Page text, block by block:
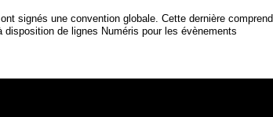
signés une convention globale. Cette dernière comprend
de lignes Numéris pour les évènements